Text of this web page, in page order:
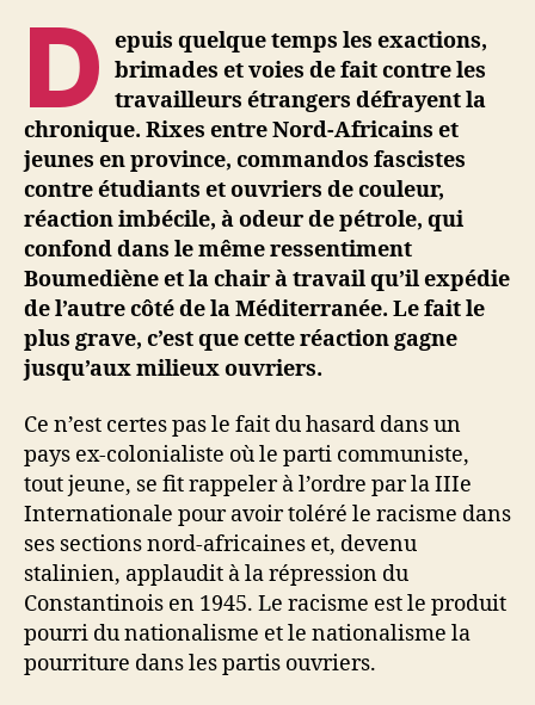
D epuis quelque temps les exactions,
brimades et voies de fait contre les
travailleurs étrangers défrayent la
chronique. Rixes entre Nord-Africains et
jeunes en province, commandos fascistes
contre étudiants et ouvriers de couleur,
réaction imbécile, à odeur de pétrole, qui
confond dans le même ressentiment
Boumediène et la chair à travail qu’il expédie
de l’autre côté de la Méditerranée. Le fait le
plus grave, c’est que cette réaction gagne
jusqu’aux milieux ouvriers.
Ce n’est certes pas le fait du hasard dans un
pays ex-colonialiste où le parti communiste,
tout jeune, se fit rappeler à l’ordre par la IIIe
Internationale pour avoir toléré le racisme dans
ses sections nord-africaines et, devenu
stalinien, applaudit à la répression du
Constantinois en 1945. Le racisme est le produit
pourri du nationalisme et le nationalisme la
pourriture dans les partis ouvriers.